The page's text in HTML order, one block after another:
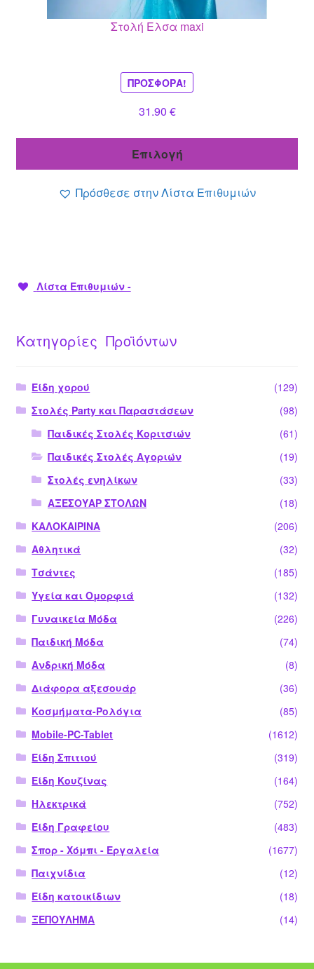
Στολή Ελσα maxi
ΠΡΟΣΦΟΡΆ!
31.90 €
Επιλογή
Πρόσθεσε στην Λίστα Επιθυμιών
Λίστα Επιθυμιών -
Κατηγορίες Προϊόντων
Είδη χορού
(129)
Στολές Party και Παραστάσεων
(98)
Παιδικές Στολές Κοριτσιών
(61)
Παιδικές Στολές Αγοριών
(19)
Στολές ενηλίκων
(33)
ΑΞΕΣΟΥΑΡ ΣΤΟΛΩΝ
(18)
ΚΑΛΟΚΑΙΡΙΝΑ
(206)
Αθλητικά
(32)
Τσάντες
(185)
Υγεία και Ομορφιά
(132)
Γυναικεία Μόδα
(226)
Παιδική Μόδα
(74)
Ανδρική Μόδα
(8)
Διάφορα αξεσουάρ
(36)
Κοσμήματα-Ρολόγια
(85)
Mobile-PC-Tablet
(1612)
Είδη Σπιτιού
(319)
Είδη Κουζίνας
(164)
Ηλεκτρικά
(752)
Είδη Γραφείου
(483)
Σπορ - Χόμπι - Εργαλεία
(1677)
Παιχνίδια
(12)
Είδη κατοικίδιων
(18)
ΞΕΠΟΥΛΗΜΑ
(14)